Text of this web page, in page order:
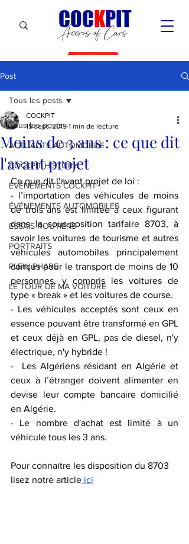
Accros of Cars
COCKPIT
Post
Tous les posts
ACTUALITÉ AUTOMOBILE
COCKPIT HiSTORY
ÉVÉNEMENTS COCKPIT
ÉVÉNEMENTS AUTOMOBILES
ESSAIS ROUTIERS
PORTRAITS
PLEIN PHARE
LE TOUR DE MA VOITURE
Tous les posts
Moins de 3 ans : ce que dit
l'avant projet
COCKPIT
15 sept. 2019 1 min de lecture
Ce que dit l'avant projet de loi :
- l’importation des véhicules de moins
de trois ans est limitée à ceux figurant
dans la sous-position tarifaire 8703, à
savoir les voitures de tourisme et autres
véhicules automobiles principalement
conçus pour le transport de moins de 10
personnes, y compris les voitures de
type « break » et les voitures de course.
- Les véhicules acceptés sont ceux en
essence pouvant être transformé en GPL
et ceux déjà en GPL, pas de diesel, n'y
électrique, n'y hybride !
-  Les Algériens résidant en Algérie et
ceux à l’étranger doivent alimenter en
devise leur compte bancaire domicilié
en Algérie.
- Le nombre d'achat est limité à un
véhicule tous les 3 ans.
Pour connaitre les disposition du 8703
lisez notre article ici